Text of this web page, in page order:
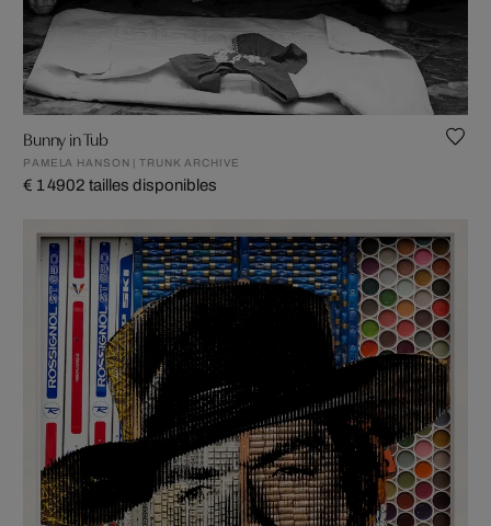
Bunny in Tub
PAMELA HANSON | TRUNK ARCHIVE
€ 1 4902 tailles disponibles